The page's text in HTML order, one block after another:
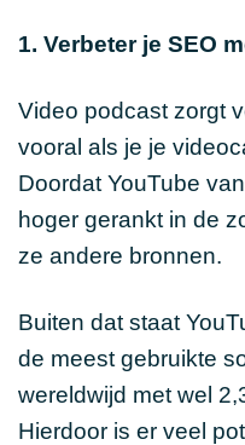
1. Verbeter je SEO
Video podcast zorgt
vooral als je je
Doordat YouTube
hoger gerankt in de
ze andere bronnen.
Buiten dat staat
de meest gebruikte
wereldwijd met wel
Hierdoor is er veel